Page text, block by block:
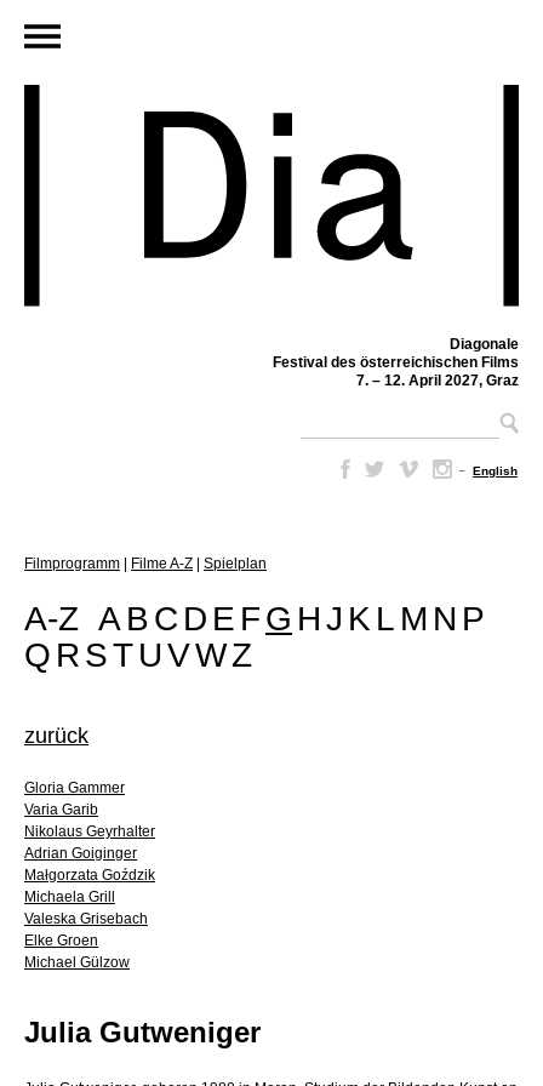
Diagonale
Festival des österreichischen Films
7. – 12. April 2027, Graz
– English
Filmprogramm Filme A-Z Spielplan
A-Z A BC D E FG HJ K L M N P
Q RSTUVWZ
zurück
Gloria Gammer
Varia Garib
Nikolaus Geyrhalter
Adrian Goiginger
Małgorzata Goździk
Michaela Grill
Valeska Grisebach
Elke Groen
Michael Gülzow
Julia Gutweniger